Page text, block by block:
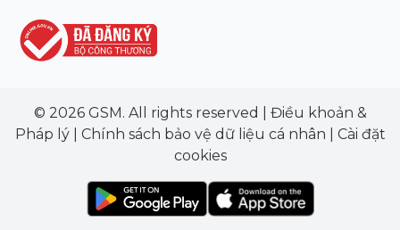
© 2026 GSM. All rights reserved
Điều khoản &
Pháp lý| Chính sách bảo vệ dữ liệu cá nhân
Cài đặt
cookies